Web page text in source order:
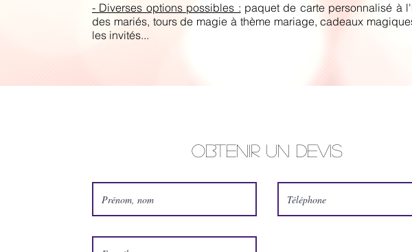
- Diverses options possibles : paquet de carte personnalisé à
des mariés, tours de magie à thème mariage, cadeaux
les invités...
Obtenir un devis